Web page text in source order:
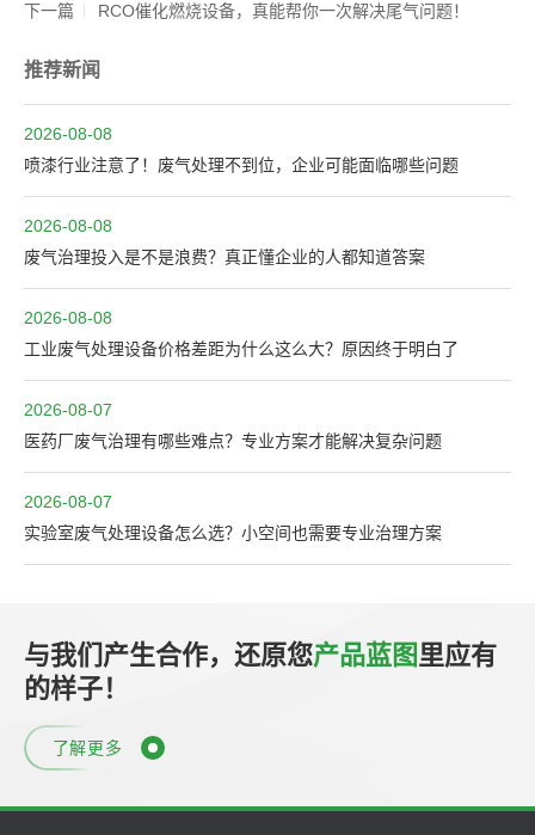
下一篇
RCO催化燃烧设备，真能帮你一次解决尾气问题！
推荐新闻
2026-08-08
喷漆行业注意了！废气处理不到位，企业可能面临哪些问题
2026-08-08
废气治理投入是不是浪费？真正懂企业的人都知道答案
2026-08-08
工业废气处理设备价格差距为什么这么大？原因终于明白了
2026-08-07
医药厂废气治理有哪些难点？专业方案才能解决复杂问题
2026-08-07
实验室废气处理设备怎么选？小空间也需要专业治理方案
与我们产生合作，还原您产品蓝图里应有
的样子！
了解更多